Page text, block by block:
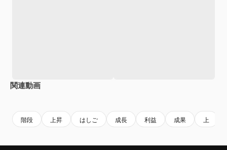
関連動画
階段 上昇 はしご 成長 利益 成果 上